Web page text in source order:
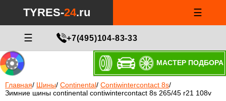
TYRES-24.ru ☰
☰ +7(495)104-83-33
МАСТЕР ПОДБОРА
Главная/ Шины/ Continental/ Contiwintercontact 8s/
Зимние шины continental contiwintercontact 8s 265/45 r21 108v